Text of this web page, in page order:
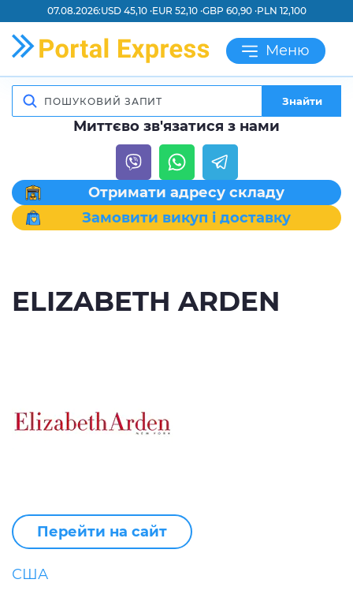
07.08.2026:USD 45,10 ·EUR 52,10 ·GBP 60,90 ·PLN 12,100
Меню
Знайти
Миттєво зв'язатися з нами
Отримати адресу складу
Замовити викуп і доставку
ELIZABETH ARDEN
Перейти на сайт
США